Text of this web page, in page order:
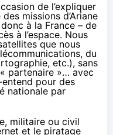
de l’expliquer
missions d’Ariane
donc à la France – de
à l’espace. Nous
que nous
du
etc.), sans
partenaire »… avec
pour des
nationale par
militaire ou civil
et le piratage